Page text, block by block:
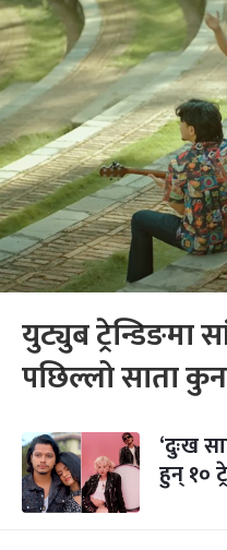
युट्युब ट्रेन्डिङमा
पछिल्लो साता
‘दुःख
हुन् १०